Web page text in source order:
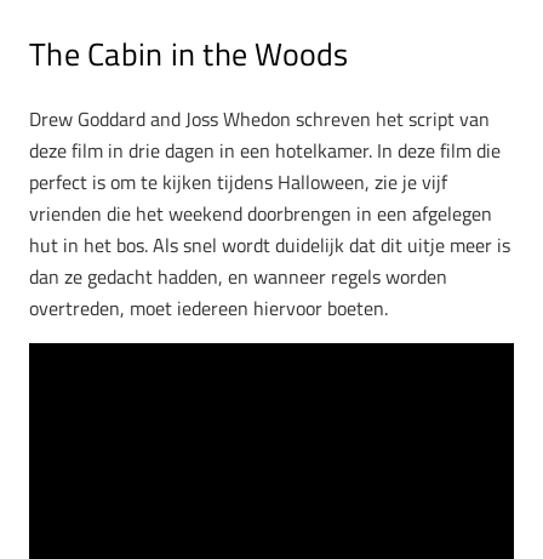
The Cabin in the Woods
Drew Goddard and Joss Whedon schreven het script van
deze film in drie dagen in een hotelkamer. In deze film die
perfect is om te kijken tijdens Halloween, zie je vijf
vrienden die het weekend doorbrengen in een afgelegen
hut in het bos. Als snel wordt duidelijk dat dit uitje meer is
dan ze gedacht hadden, en wanneer regels worden
overtreden, moet iedereen hiervoor boeten.